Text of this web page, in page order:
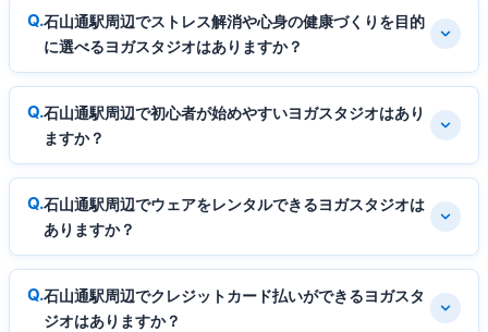
石山通駅周辺でストレス解消や心身の健康づくりを目的
に選べるヨガスタジオはありますか？
石山通駅周辺で初心者が始めやすいヨガスタジオはあり
ますか？
石山通駅周辺でウェアをレンタルできるヨガスタジオは
ありますか？
石山通駅周辺でクレジットカード払いができるヨガスタ
ジオはありますか？